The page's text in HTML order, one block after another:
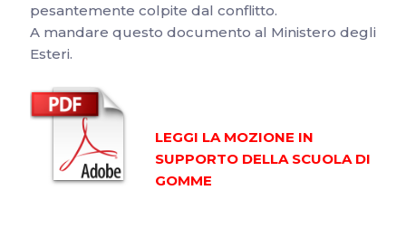
pesantemente colpite dal conflitto.
A mandare questo documento al Ministero degli
Esteri.
LEGGI LA MOZIONE IN
SUPPORTO DELLA SCUOLA DI
GOMME